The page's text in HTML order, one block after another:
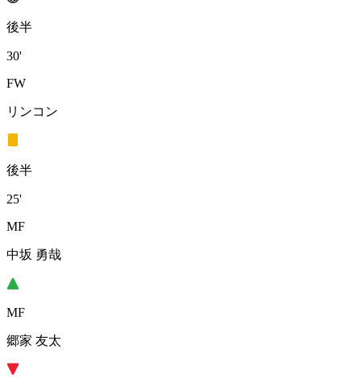
後半
30'
FW
リンコン
後半
25'
MF
中坂 勇哉
MF
郷家 友太